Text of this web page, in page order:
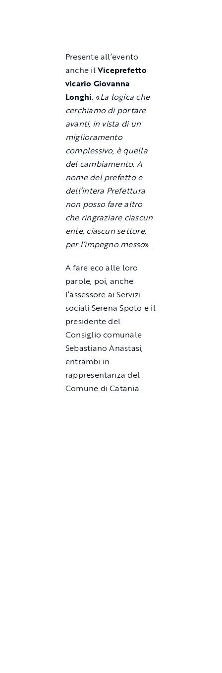
Presente all’evento
anche ilViceprefetto
vicario Giovanna
Longhi: «La logica che
cerchiamo di portare
avanti, in vista di un
miglioramento
complessivo, è quella
del cambiamento. A
nome del prefetto e
dell’intera Prefettura
non posso fare altro
che ringraziare ciascun
ente, ciascun settore,
per l’impegno messo».
A fare eco alle loro
parole, poi, anche
l’assessore ai Servizi
sociali Serena Spoto e il
presidente del
Consiglio comunale
Sebastiano Anastasi,
entrambi in
rappresentanza del
Comune di Catania.